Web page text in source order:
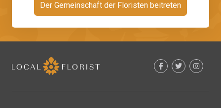
Der Gemeinschaft der Floristen beitreten